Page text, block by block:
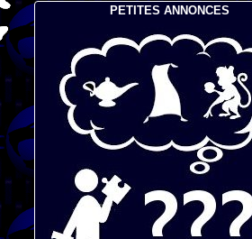
PETITES ANNONCES